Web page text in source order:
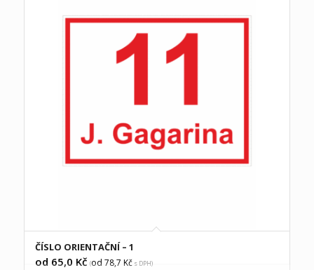
ČÍSLO ORIENTAČNÍ – 1
od 65,0 Kč (od 78,7 Kčs DPH)